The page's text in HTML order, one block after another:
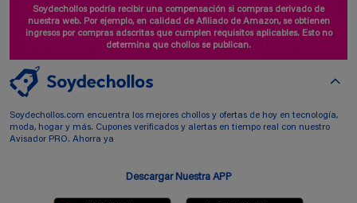
Soydechollos podría recibir una compensación si compras derivado de
nuestra web. Por ejemplo, en calidad de Afiliado de Amazon, se obtienen
ingresos por compras adscritas que cumplen requisitos aplicables. Esto no
determina que chollos se publican.
Soydechollos.com encuentra los mejores chollos y ofertas de hoy en tecnología,
moda, hogar y más. Cupones verificados y alertas en tiempo real con nuestro
Avisador PRO. Ahorra ya
Descargar Nuestra APP